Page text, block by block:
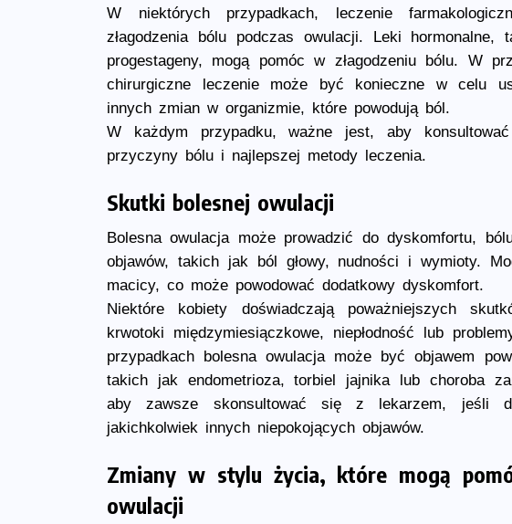
W niektórych przypadkach, leczenie
złagodzenia bólu podczas owulacji. Leki hormonalne,
progestageny, mogą pomóc w złagodzeniu bólu. W
chirurgiczne leczenie może być konieczne w celu
innych zmian w organizmie, które powodują ból.
W każdym przypadku, ważne jest, aby
przyczyny bólu i najlepszej metody leczenia.
Skutki bolesnej owulacji
Bolesna owulacja może prowadzić do dyskomfortu,
objawów, takich jak ból głowy, nudności i wymioty.
macicy, co może powodować dodatkowy dyskomfort.
Niektóre kobiety doświadczają poważniejszych
krwotoki międzymiesiączkowe, niepłodność lub
przypadkach bolesna owulacja może być objawem
takich jak endometrioza, torbiel jajnika lub choroba
aby zawsze skonsultować się z lekarzem, jeśli
jakichkolwiek innych niepokojących objawów.
Zmiany w stylu życia, które mogą
owulacji